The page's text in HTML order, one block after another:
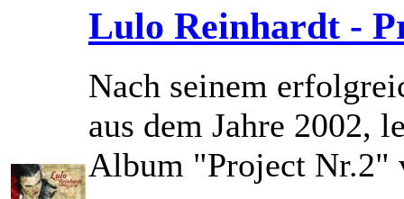
Lulo Reinhardt -
Nach seinem
aus dem Jahre 2002,
Album "Project Nr.2"